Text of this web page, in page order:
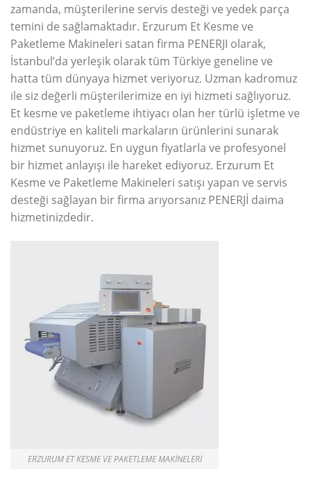
zamanda, müşterilerine servis desteği ve yedek parça
temini de sağlamaktadır. Erzurum Et Kesme ve
Paketleme Makineleri satan firma PENERJI olarak,
İstanbul’da yerleşik olarak tüm Türkiye geneline ve
hatta tüm dünyaya hizmet veriyoruz. Uzman kadromuz
ile siz değerli müşterilerimize en iyi hizmeti sağlıyoruz.
Et kesme ve paketleme ihtiyacı olan her türlü işletme ve
endüstriye en kaliteli markaların ürünlerini sunarak
hizmet sunuyoruz. En uygun fiyatlarla ve profesyonel
bir hizmet anlayışı ile hareket ediyoruz. Erzurum Et
Kesme ve Paketleme Makineleri satışı yapan ve servis
desteği sağlayan bir firma arıyorsanız PENERJİ daima
hizmetinizdedir.
ERZURUM ET KESME VE PAKETLEME MAKINELERI